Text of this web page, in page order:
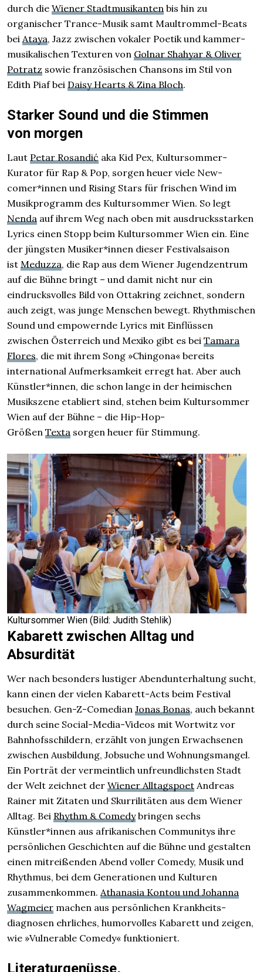
durch die Wiener Stadtmusikanten bis hin zu
organischer Trance-Musik samt Maul­trommel-Beats
bei Ataya, Jazz zwischen vokaler Poetik und kammer­
musikalischen Texturen von Golnar Shahyar & Oliver
Potratz sowie französischen Chansons im Stil von
Edith Piaf bei Daisy Hearts & Zina Bloch.
Starker Sound und die Stimmen
von morgen
Laut Petar Rosandić aka Kid Pex, Kultursommer-
Kurator für Rap & Pop, sorgen heuer viele New­
comer*innen und Rising Stars für frischen Wind im
Musik­programm des Kultur­sommer Wien. So legt
Nenda auf ihrem Weg nach oben mit ausdrucks­starken
Lyrics einen Stopp beim Kultur­sommer Wien ein. Eine
der jüngsten Musiker*innen dieser Festival­saison
ist Meduzza, die Rap aus dem Wiener Jugend­zentrum
auf die Bühne bringt – und damit nicht nur ein
eindrucks­volles Bild von Ottakring zeichnet, sondern
auch zeigt, was junge Menschen bewegt. Rhythmischen
Sound und empowernde Lyrics mit Einflüssen
zwischen Österreich und Mexiko gibt es bei Tamara
Flores, die mit ihrem Song »Chingona« bereits
international Auf­merk­samkeit erregt hat. Aber auch
Künstler*innen, die schon lange in der heimischen
Musik­szene etabliert sind, stehen beim Kultur­sommer
Wien auf der Bühne – die Hip-Hop-
Größen Texta sorgen heuer für Stimmung.
Kultursommer Wien (Bild: Judith Stehlik)
Kabarett zwischen Alltag und
Absurdität
Wer nach besonders lustiger Abendunterhaltung sucht,
kann einen der vielen Kabarett-Acts beim Festival
besuchen. Gen-Z-Comedian Jonas Bonas, auch bekannt
durch seine Social-Media-Videos mit Wortwitz vor
Bahnhofs­schildern, erzählt von jungen Erwachsenen
zwischen Ausbildung, Jobsuche und Wohnungs­mangel.
Ein Porträt der vermeintlich unfreundlichsten Stadt
der Welt zeichnet der Wiener Alltagspoet Andreas
Rainer mit Zitaten und Skurrilitäten aus dem Wiener
Alltag. Bei Rhythm & Comedybringen sechs
Künstler*innen aus afrikanischen Communitys ihre
persönlichen Geschichten auf die Bühne und gestalten
einen mit­reißenden Abend voller Comedy, Musik und
Rhythmus, bei dem Generationen und Kulturen
zusammen­kommen. Athanasia Kontou und Johanna
Wagmeier machen aus persönlichen Krankheits­
diagnosen ehrliches, humorvolles Kabarett und zeigen,
wie »Vulnerable Comedy« funktioniert.